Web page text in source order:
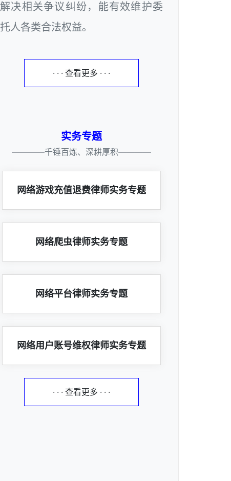
解决相关争议纠纷，能有效维护委
托人各类合法权益。
· · · 查看更多 · · ·
实务专题
————千锤百炼、深耕厚积————
网络游戏充值退费律师实务专题
网络爬虫律师实务专题
网络平台律师实务专题
网络用户账号维权律师实务专题
· · · 查看更多 · · ·